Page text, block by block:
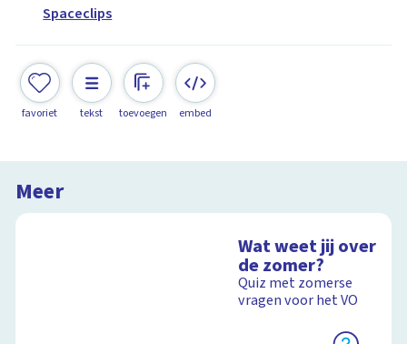
Spaceclips
favoriet tekst toevoegen embed
Meer
Wat weet jij over
de zomer?
Quiz met zomerse
vragen voor het VO